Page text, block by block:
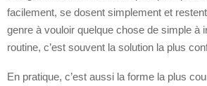
facilement, se dosent simplement et
genre à vouloir quelque chose de simple à
routine, c’est souvent la solution la plus
En pratique, c’est aussi la forme la plus